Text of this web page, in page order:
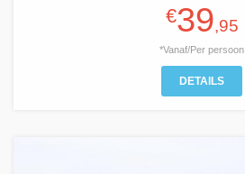
€39,95
*Vanaf/Per persoon
DETAILS